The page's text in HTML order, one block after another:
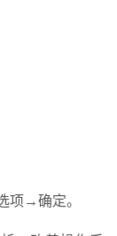
项→确定。